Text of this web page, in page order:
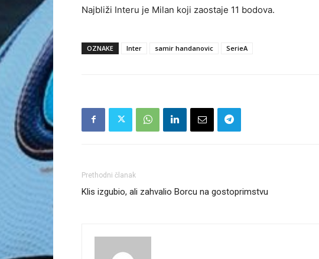
Najbliži Interu je Milan koji zaostaje 11 bodova.
OZNAKE Inter samir handanovic SerieA
Prethodni članak
Klis izgubio, ali zahvalio Borcu na gostoprimstvu